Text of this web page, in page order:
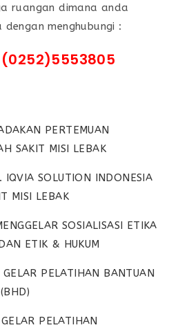
ruangan dimana anda
menghubungi :
: (0252)5553805
PERTEMUAN
SAKIT MISI LEBAK
IQVIA SOLUTION INDONESIA
MISI LEBAK
SOSIALISASI ETIKA
ETIK & HUKUM
GELAR PELATIHAN BANTUAN
PELATIHAN